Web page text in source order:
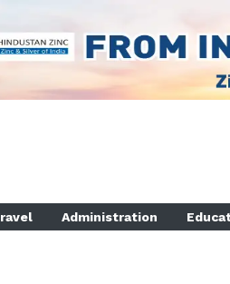
Administration